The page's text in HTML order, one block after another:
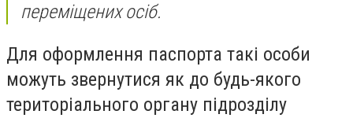
переміщених осіб.
Для оформлення паспорта такі особи
можуть звернутися як до будь-якого
територіального органу підрозділу